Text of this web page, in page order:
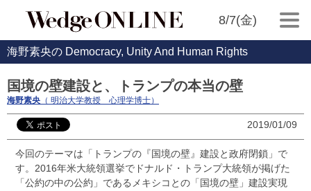
8/7(金)
海野素央の Democracy, Unity And Human Rights
国境の壁建設と、トランプの本当の壁
海野素央 （ 明治大学教授 心理学博士）
2019/01/09
今回のテーマは「トランプの『国境の壁』建設と政府閉鎖」で
す。2016年米大統領選挙でドナルド・トランプ大統領が掲げた
「公約の中の公約」であるメキシコとの「国境の壁」建設実現